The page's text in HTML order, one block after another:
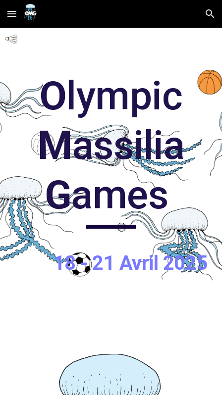
Skip to main content Skip to navigation
Olympic
Massilia
Games
18 - 21 Avril 2025